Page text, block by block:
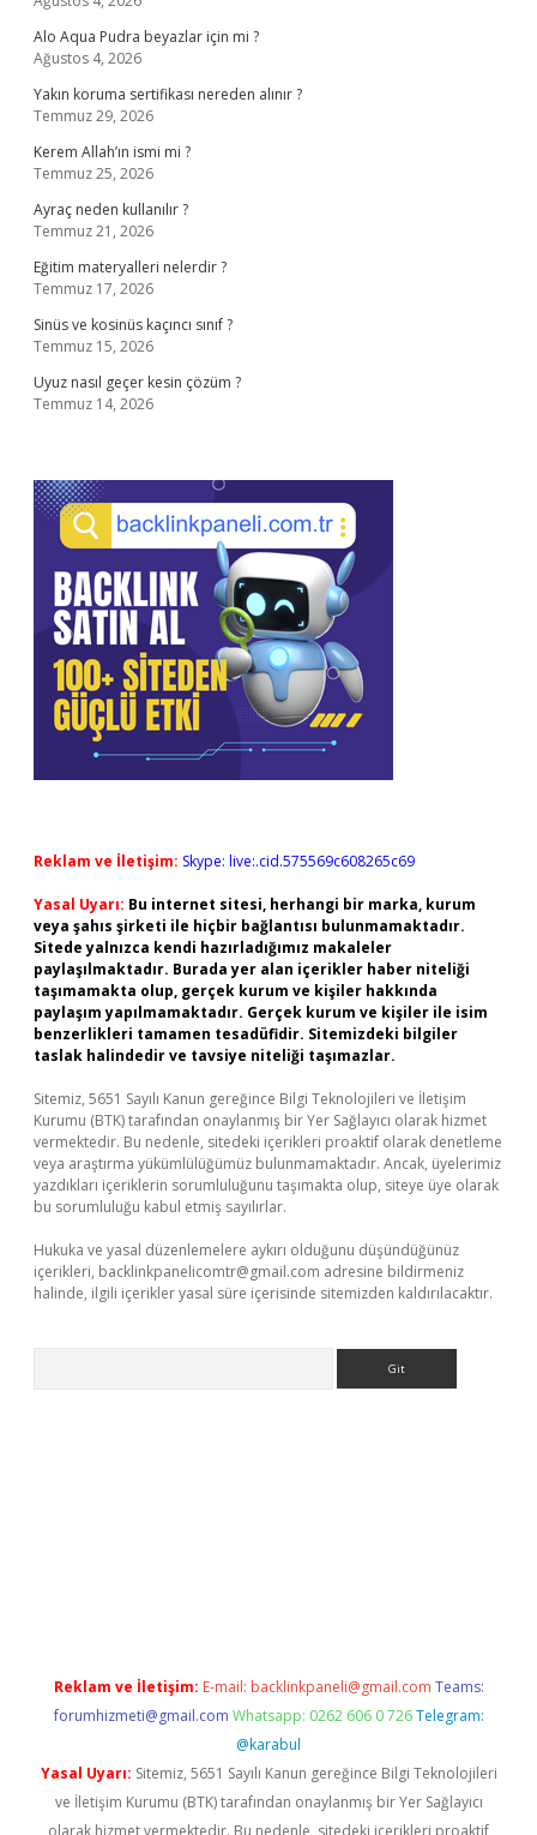
Alo Aqua Pudra beyazlar için mi ?
Ağustos 4, 2026
Yakın koruma sertifikası nereden alınır ?
Temmuz 29, 2026
Kerem Allah’ın ismi mi ?
Temmuz 25, 2026
Ayraç neden kullanılır ?
Temmuz 21, 2026
Eğitim materyalleri nelerdir ?
Temmuz 17, 2026
Sinüs ve kosinüs kaçıncı sınıf ?
Temmuz 15, 2026
Uyuz nasıl geçer kesin çözüm ?
Temmuz 14, 2026
Reklam ve İletişim: Skype: live:.cid.575569c608265c69
Yasal Uyarı: Bu internet sitesi, herhangi bir marka, kurum
veya şahıs şirketi ile hiçbir bağlantısı bulunmamaktadır.
Sitede yalnızca kendi hazırladığımız makaleler
paylaşılmaktadır. Burada yer alan içerikler haber niteliği
taşımamakta olup, gerçek kurum ve kişiler hakkında
paylaşım yapılmamaktadır. Gerçek kurum ve kişiler ile isim
benzerlikleri tamamen tesadüfidir. Sitemizdeki bilgiler
taslak halindedir ve tavsiye niteliği taşımazlar.
Sitemiz, 5651 Sayılı Kanun gereğince Bilgi Teknolojileri ve İletişim
Kurumu (BTK) tarafından onaylanmış bir Yer Sağlayıcı olarak hizmet
vermektedir. Bu nedenle, sitedeki içerikleri proaktif olarak denetleme
veya araştırma yükümlülüğümüz bulunmamaktadır. Ancak, üyelerimiz
yazdıkları içeriklerin sorumluluğunu taşımakta olup, siteye üye olarak
bu sorumluluğu kabul etmiş sayılırlar.
Hukuka ve yasal düzenlemelere aykırı olduğunu düşündüğünüz
içerikleri, backlinkpanelicomtr@gmail.com adresine bildirmeniz
halinde, ilgili içerikler yasal süre içerisinde sitemizden kaldırılacaktır.
Reklam ve İletişim: E-mail: backlinkpaneli@gmail.com Teams:
forumhizmeti@gmail.com Whatsapp: 0262 606 0 726 Telegram:
@karabul
Yasal Uyarı: Sitemiz, 5651 Sayılı Kanun gereğince Bilgi Teknolojileri
ve İletişim Kurumu (BTK) tarafından onaylanmış bir Yer Sağlayıcı
olarak hizmet vermektedir. Bu nedenle, sitedeki içerikleri proaktif